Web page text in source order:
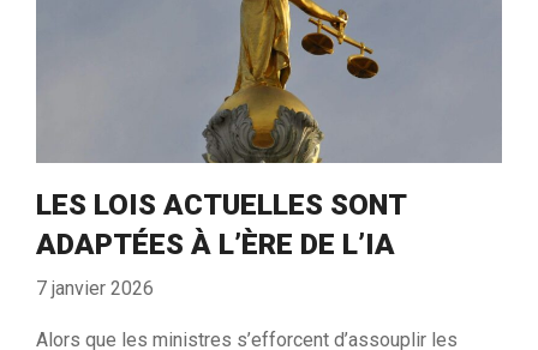
LES LOIS ACTUELLES SONT
ADAPTÉES À L’ÈRE DE L’IA
7 janvier 2026
Alors que les ministres s’efforcent d’assouplir les